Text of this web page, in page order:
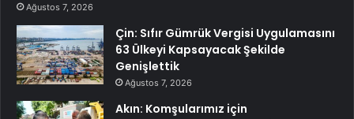
Ağustos 7, 2026
Çin: Sıfır Gümrük Vergisi Uygulamasını
63 Ülkeyi Kapsayacak Şekilde
Genişlettik
Ağustos 7, 2026
Akın: Komşularımız için